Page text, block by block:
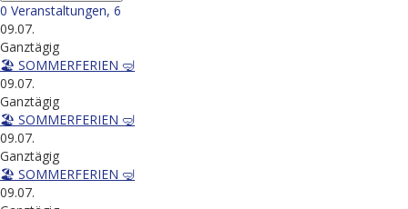
0 Veranstaltungen, 6
09.07.
Ganztägig
🏖️ SOMMERFERIEN 🤿
09.07.
Ganztägig
🏖️ SOMMERFERIEN 🤿
09.07.
Ganztägig
🏖️ SOMMERFERIEN 🤿
09.07.